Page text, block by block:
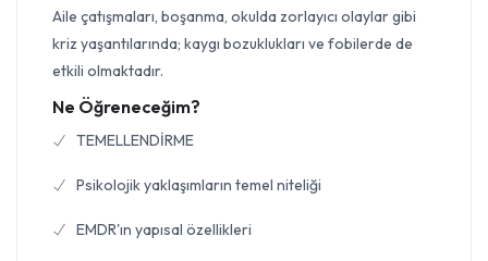
Aile çatışmaları, boşanma, okulda zorlayıcı olaylar gibi
kriz yaşantılarında; kaygı bozuklukları ve fobilerde de
etkili olmaktadır.
Ne Öğreneceğim?
TEMELLENDİRME
Psikolojik yaklaşımların temel niteliği
EMDR'ın yapısal özellikleri